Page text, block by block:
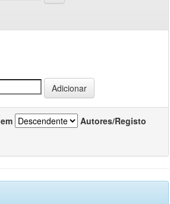
Autores/Registo